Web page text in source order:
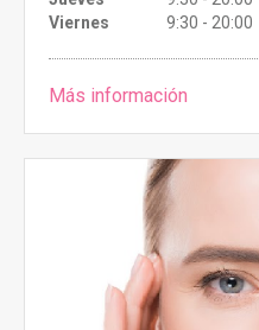
Viernes
9:30 - 20:00
Más información